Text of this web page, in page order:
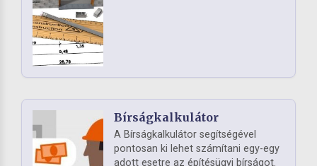
Bírságkalkulátor
A Bírságkalkulátor segítségével
pontosan ki lehet számítani egy-egy
adott esetre az építésügyi bírságot.